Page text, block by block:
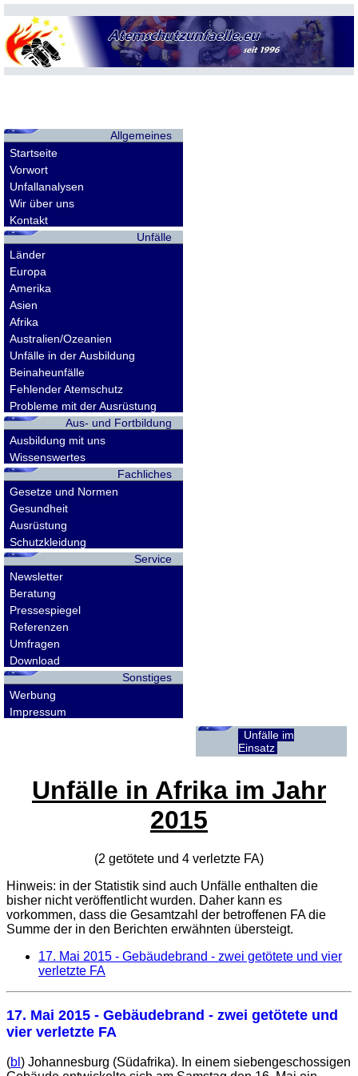
Allgemeines
Startseite
Vorwort
Unfallanalysen
Wir über uns
Kontakt
Unfälle
Länder
Europa
Amerika
Asien
Afrika
Australien/Ozeanien
Unfälle in der Ausbildung
Beinaheunfälle
Fehlender Atemschutz
Probleme mit der Ausrüstung
Aus- und Fortbildung
Ausbildung mit uns
Wissenswertes
Fachliches
Gesetze und Normen
Gesundheit
Ausrüstung
Schutzkleidung
Service
Newsletter
Beratung
Pressespiegel
Referenzen
Umfragen
Download
Sonstiges
Werbung
Impressum
Unfälle im
Einsatz
Unfälle in Afrika im Jahr
2015
(2 getötete und 4 verletzte FA)
Hinweis: in der Statistik sind auch Unfälle enthalten die
bisher nicht veröffentlicht wurden. Daher kann es
vorkommen, dass die Gesamtzahl der betroffenen FAdie
Summe der in den Berichten erwähnten übersteigt.
17. Mai 2015 - Gebäudebrand - zwei getötete und vier
verletzte FA
17. Mai 2015 - Gebäudebrand - zwei getötete und
vier verletzte FA
(bl ) Johannesburg (Südafrika). In einem siebengeschossigen